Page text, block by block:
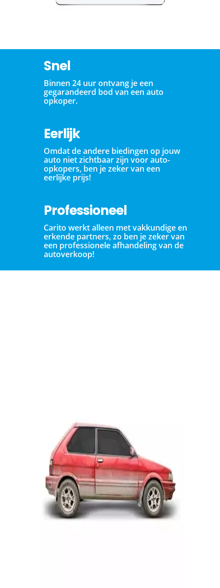
Snel
Binnen 24 uur ontvang je een
gegarandeerd bod van een auto
opkoper.
Eerlijk
Omdat de andere biedingen op jouw
auto niet zichtbaar zijn voor auto-
opkopers, ben je zeker van een
eerlijke prijs!
Professioneel
Carito werkt alleen met vakkundige en
erkende partners, zo ben je zeker van
een professionele afhandeling van de
autoverkoop!